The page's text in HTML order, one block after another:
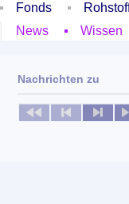
Fonds
News
Wissen
Nachrichten zu
Keine News verfügbar